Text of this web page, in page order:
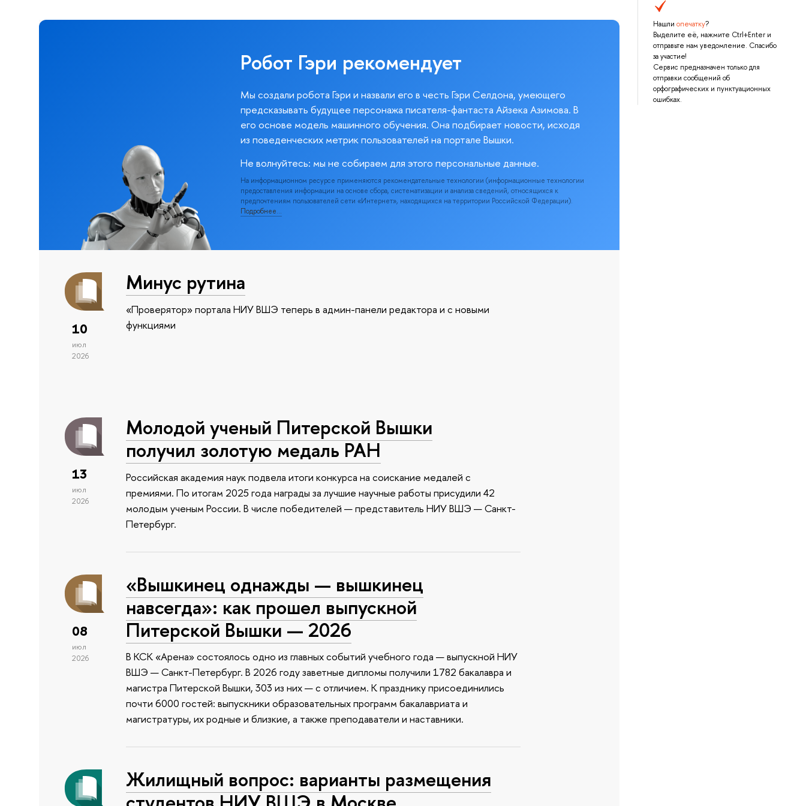
Нашли опечатку?
Выделите её, нажмите Ctrl+Enter и
отправьте нам уведомление. Спасибо
за участие!
Сервис предназначен только для
отправки сообщений об
орфографических и пунктуационных
ошибках.
Робот Гэри рекомендует
Мы создали робота Гэри и назвали его в честь Гэри Селдона, умеющего
предсказывать будущее персонажа писателя-фантаста Айзека Азимова. В
его основе модель машинного обучения. Она подбирает новости, исходя
из поведенческих метрик пользователей на портале Вышки.
Не волнуйтесь: мы не собираем для этого персональные данные.
На информационном ресурсе применяются рекомендательные технологии (информационные технологии
предоставления информации на основе сбора, систематизации и анализа сведений, относящихся к
предпочтениям пользователей сети «Интернет», находящихся на территории Российской Федерации).
Подробнее…
10
июл
2026
Минус рутина
«Проверятор» портала НИУ ВШЭ теперь в админ-панели редактора и с новыми
функциями
13
июл
2026
Молодой ученый Питерской Вышки
получил золотую медаль РАН
Российская академия наук подвела итоги конкурса на соискание медалей с
премиями. По итогам 2025 года награды за лучшие научные работы присудили 42
молодым ученым России. В числе победителей — представитель НИУ ВШЭ — Санкт-
Петербург.
08
июл
2026
«Вышкинец однажды — вышкинец
навсегда»: как прошел выпускной
Питерской Вышки — 2026
В КСК «Арена» состоялось одно из главных событий учебного года — выпускной НИУ
ВШЭ — Санкт-Петербург. В 2026 году заветные дипломы получили 1782 бакалавра и
магистра Питерской Вышки, 303 из них — с отличием. К празднику присоединились
почти 6000 гостей: выпускники образовательных программ бакалавриата и
магистратуры, их родные и близкие, а также преподаватели и наставники.
Жилищный вопрос: варианты размещения